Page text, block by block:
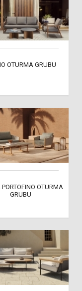
OTURMA GRUBU
OTURMA
GRUBU